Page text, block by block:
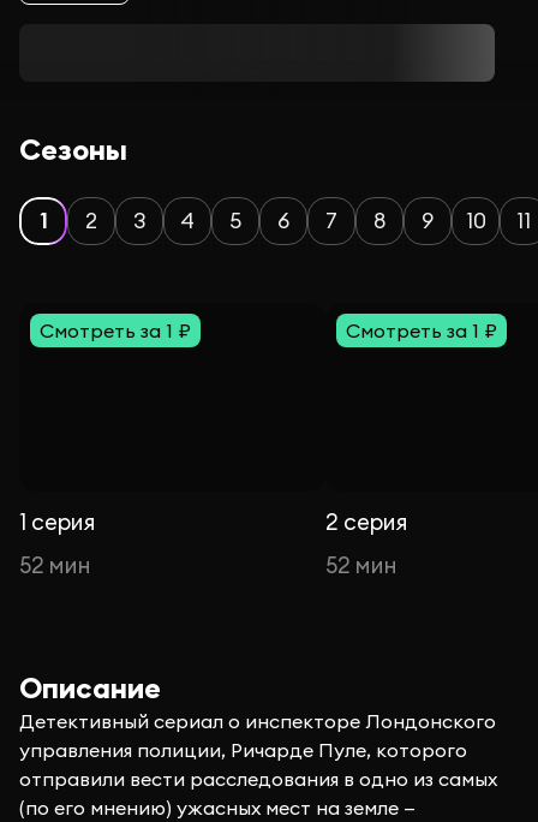
Сезоны
1 2 3 4 5 6 7 8 9 10 11
Смотреть за 1 ₽
1 серия
52 мин
Смотреть за 1 ₽
2 серия
52 мин
Описание
Детективный сериал о инспекторе Лондонского
управления полиции, Ричарде Пуле, которого
отправили вести расследования в одно из самых
(по его мнению) ужасных мест на земле —